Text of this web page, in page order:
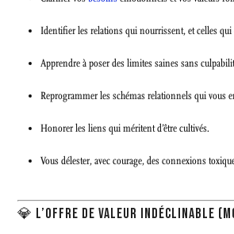
Identifier les relations qui nourrissent, et celles
Apprendre à poser des limites saines sans
Reprogrammer les schémas relationnels qui vous
Honorer les liens qui méritent d’être cultivés.
Vous délester, avec courage, des connexions
💎 L’OFFRE DE VALEUR INDÉCLINABLE